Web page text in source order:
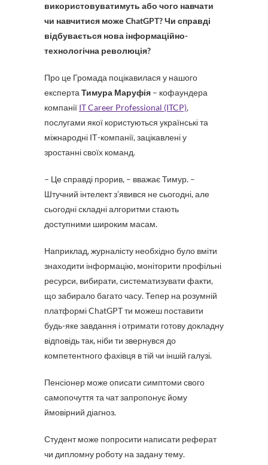
використовуватимуть або чого навчати
чи навчитися може ChatGPT? Чи справді
відбувається нова інформаційно-
технологічна революція?
Про це Громада поцікавилася у нашого
експерта Тимура Маруфія – кофаундера
компанії IT Career Professional (ITCP),
послугами якої користуються українські та
міжнародні ІТ-компанії, зацікавлені у
зростанні своїх команд.
– Це справді прорив, – вважає Тимур. –
Штучний інтелект з’явився не сьогодні, але
сьогодні складні алгоритми стають
доступними широким масам.
Наприклад, журналісту необхідно було вміти
знаходити інформацію, моніторити профільні
ресурси, вибирати, систематизувати факти,
що забирало багато часу. Тепер на розумній
платформі ChatGPT ти можеш поставити
будь-яке завдання і отримати готову докладну
відповідь так, ніби ти звернувся до
компетентного фахівця в тій чи іншій галузі.
Пенсіонер може описати симптоми свого
самопочуття та чат запропонує йому
ймовірний діагноз.
Студент може попросити написати реферат
чи дипломну роботу на задану тему.